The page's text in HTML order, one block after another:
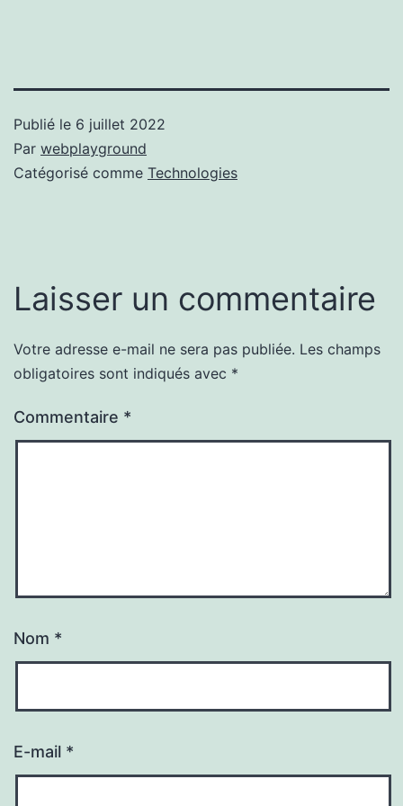
Publié le 6 juillet 2022
Par webplayground
Catégorisé comme Technologies
Laisser un commentaire
Votre adresse e-mail ne sera pas publiée. Les champs
obligatoires sont indiqués avec *
Commentaire *
Nom *
E-mail *